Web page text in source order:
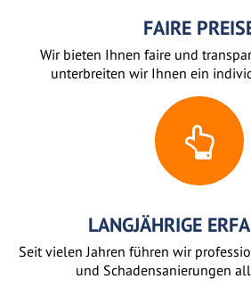
FAIRE
Wir bieten Ihnen faire und
unterbreiten wir Ihnen ein
LANGJÄHRIGE
Seit vielen Jahren führen wir
und Schadensanierungen